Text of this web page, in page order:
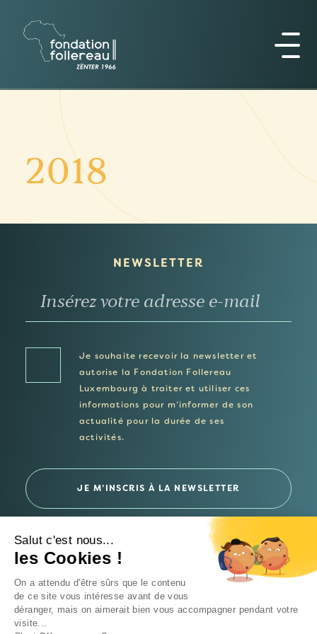
2018
NEWSLETTER
Je souhaite recevoir la newsletter et
autorise la Fondation Follereau
Luxembourg à traiter et utiliser ces
informations pour m’informer de son
actualité pour la durée de ses
activités.
Politique de confidentialité
Un site Intrépide Studio
Salut c'est nous...
les Cookies !
On a attendu d'être sûrs que le contenu
de ce site vous intéresse avant de vous
déranger, mais on aimerait bien vous accompagner pendant votre
visite...